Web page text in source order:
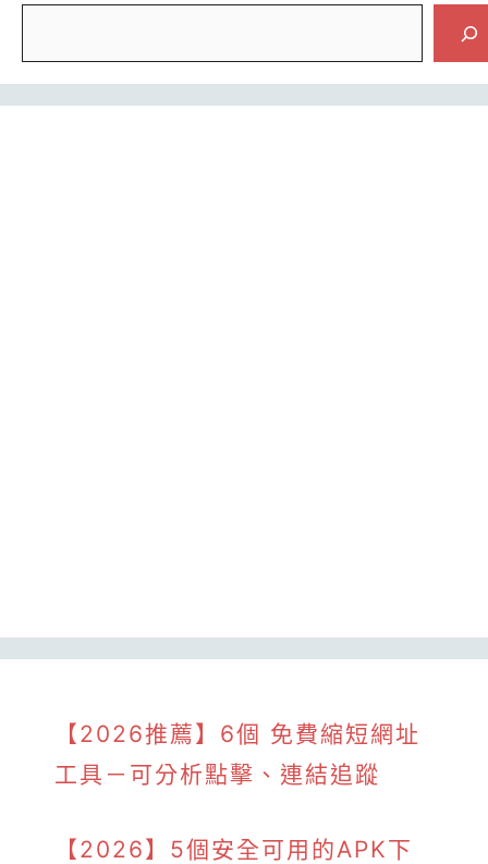
【2026推薦】6個 免費縮短網址
工具－可分析點擊、連結追蹤
【2026】5個安全可用的APK下